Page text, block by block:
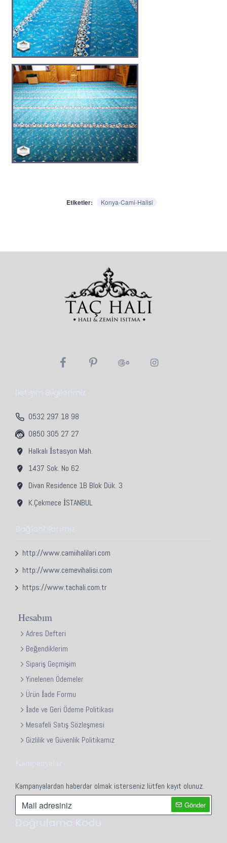
Etiketler: Konya-Cami-Halisi
İletişim Bilgilerimiz
0532 297 18 98
0850 305 27 27
Halkalı İstasyon Mah.
1437 Sok. No 62
Divan Residence 1B Blok Dük. 3
K.Çekmece İSTANBUL
Bağlantılarımız
http://www.camiihalilari.com
http://www.cemevihalisi.com
https://www.tachali.com.tr
Hesabım
Adres Defteri
Beğendiklerim
Sipariş Geçmişim
Yinelenen Ödemeler
Ürün İade Formu
İade ve Geri Ödeme Politikası
Mesafeli Satış Sözleşmesi
Gizlilik ve Güvenlik Politikamız
Kampanyalar
Kampanyalardan haberdar olmak isterseniz lütfen kayıt olunuz.
Gönder
Doğrulama Kodu